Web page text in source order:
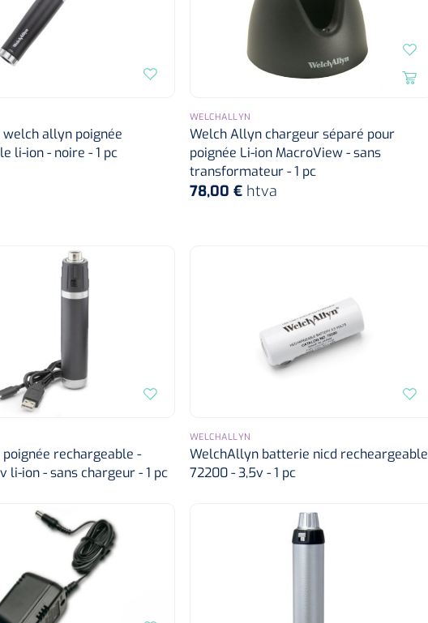
allyn poignée
li-ion - noire - 1 pc
WELCHALLYN
Welch Allyn chargeur séparé pour
poignée Li-ion MacroView - sans
transformateur - 1 pc
78,00 € htva
rechargeable -
li-ion - sans chargeur - 1 pc
WELCHALLYN
WelchAllyn batterie nicd recheargeable
72200 - 3,5v - 1 pc